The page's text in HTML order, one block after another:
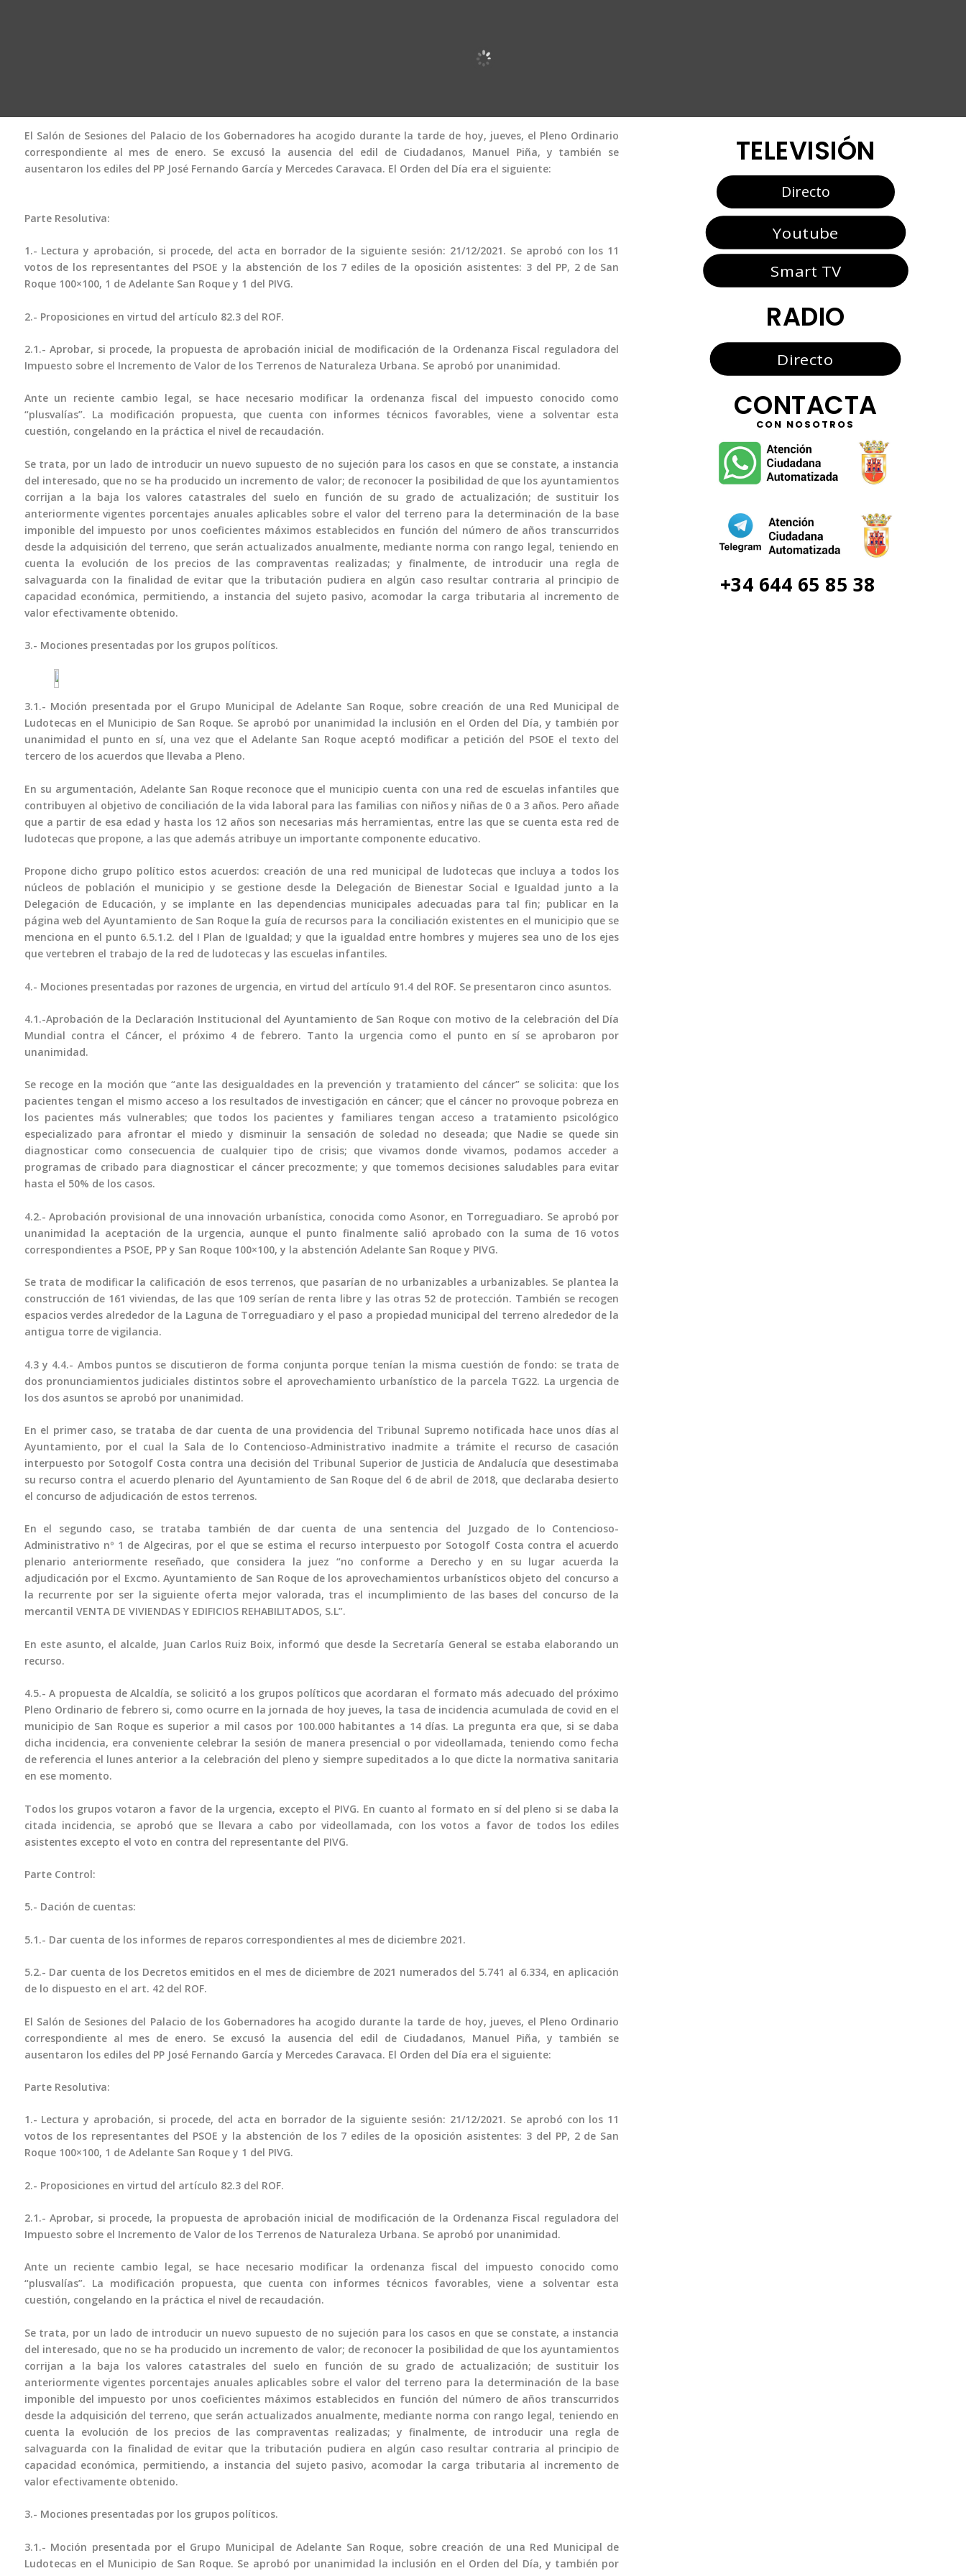
El Salón de Sesiones del Palacio de los Gobernadores ha acogido durante la tarde de hoy, jueves, el Pleno Ordinario
correspondiente al mes de enero. Se excusó la ausencia del edil de Ciudadanos, Manuel Piña, y también se
ausentaron los ediles del PP José Fernando García y Mercedes Caravaca. El Orden del Día era el siguiente:
Parte Resolutiva:
1.- Lectura y aprobación, si procede, del acta en borrador de la siguiente sesión: 21/12/2021. Se aprobó con los 11
votos de los representantes del PSOE y la abstención de los 7 ediles de la oposición asistentes: 3 del PP, 2 de San
Roque 100×100, 1 de Adelante San Roque y 1 del PIVG.
2.- Proposiciones en virtud del artículo 82.3 del ROF.
2.1.- Aprobar, si procede, la propuesta de aprobación inicial de modificación de la Ordenanza Fiscal reguladora del
Impuesto sobre el Incremento de Valor de los Terrenos de Naturaleza Urbana. Se aprobó por unanimidad.
Ante un reciente cambio legal, se hace necesario modificar la ordenanza fiscal del impuesto conocido como
“plusvalías”. La modificación propuesta, que cuenta con informes técnicos favorables, viene a solventar esta
cuestión, congelando en la práctica el nivel de recaudación.
Se trata, por un lado de introducir un nuevo supuesto de no sujeción para los casos en que se constate, a instancia
del interesado, que no se ha producido un incremento de valor; de reconocer la posibilidad de que los ayuntamientos
corrijan a la baja los valores catastrales del suelo en función de su grado de actualización; de sustituir los
anteriormente vigentes porcentajes anuales aplicables sobre el valor del terreno para la determinación de la base
imponible del impuesto por unos coeficientes máximos establecidos en función del número de años transcurridos
desde la adquisición del terreno, que serán actualizados anualmente, mediante norma con rango legal, teniendo en
cuenta la evolución de los precios de las compraventas realizadas; y finalmente, de introducir una regla de
salvaguarda con la finalidad de evitar que la tributación pudiera en algún caso resultar contraria al principio de
capacidad económica, permitiendo, a instancia del sujeto pasivo, acomodar la carga tributaria al incremento de
valor efectivamente obtenido.
3.- Mociones presentadas por los grupos políticos.
3.1.- Moción presentada por el Grupo Municipal de Adelante San Roque, sobre creación de una Red Municipal de
Ludotecas en el Municipio de San Roque. Se aprobó por unanimidad la inclusión en el Orden del Día, y también por
unanimidad el punto en sí, una vez que el Adelante San Roque aceptó modificar a petición del PSOE el texto del
tercero de los acuerdos que llevaba a Pleno.
En su argumentación, Adelante San Roque reconoce que el municipio cuenta con una red de escuelas infantiles que
contribuyen al objetivo de conciliación de la vida laboral para las familias con niños y niñas de 0 a 3 años. Pero añade
que a partir de esa edad y hasta los 12 años son necesarias más herramientas, entre las que se cuenta esta red de
ludotecas que propone, a las que además atribuye un importante componente educativo.
Propone dicho grupo político estos acuerdos: creación de una red municipal de ludotecas que incluya a todos los
núcleos de población el municipio y se gestione desde la Delegación de Bienestar Social e Igualdad junto a la
Delegación de Educación, y se implante en las dependencias municipales adecuadas para tal fin; publicar en la
página web del Ayuntamiento de San Roque la guía de recursos para la conciliación existentes en el municipio que se
menciona en el punto 6.5.1.2. del I Plan de Igualdad; y que la igualdad entre hombres y mujeres sea uno de los ejes
que vertebren el trabajo de la red de ludotecas y las escuelas infantiles.
4.- Mociones presentadas por razones de urgencia, en virtud del artículo 91.4 del ROF. Se presentaron cinco asuntos.
4.1.-Aprobación de la Declaración Institucional del Ayuntamiento de San Roque con motivo de la celebración del Día
Mundial contra el Cáncer, el próximo 4 de febrero. Tanto la urgencia como el punto en sí se aprobaron por
unanimidad.
Se recoge en la moción que “ante las desigualdades en la prevención y tratamiento del cáncer” se solicita: que los
pacientes tengan el mismo acceso a los resultados de investigación en cáncer; que el cáncer no provoque pobreza en
los pacientes más vulnerables; que todos los pacientes y familiares tengan acceso a tratamiento psicológico
especializado para afrontar el miedo y disminuir la sensación de soledad no deseada; que Nadie se quede sin
diagnosticar como consecuencia de cualquier tipo de crisis; que vivamos donde vivamos, podamos acceder a
programas de cribado para diagnosticar el cáncer precozmente; y que tomemos decisiones saludables para evitar
hasta el 50% de los casos.
4.2.- Aprobación provisional de una innovación urbanística, conocida como Asonor, en Torreguadiaro. Se aprobó por
unanimidad la aceptación de la urgencia, aunque el punto finalmente salió aprobado con la suma de 16 votos
correspondientes a PSOE, PP y San Roque 100×100, y la abstención Adelante San Roque y PIVG.
Se trata de modificar la calificación de esos terrenos, que pasarían de no urbanizables a urbanizables. Se plantea la
construcción de 161 viviendas, de las que 109 serían de renta libre y las otras 52 de protección. También se recogen
espacios verdes alrededor de la Laguna de Torreguadiaro y el paso a propiedad municipal del terreno alrededor de la
antigua torre de vigilancia.
4.3 y 4.4.- Ambos puntos se discutieron de forma conjunta porque tenían la misma cuestión de fondo: se trata de
dos pronunciamientos judiciales distintos sobre el aprovechamiento urbanístico de la parcela TG22. La urgencia de
los dos asuntos se aprobó por unanimidad.
En el primer caso, se trataba de dar cuenta de una providencia del Tribunal Supremo notificada hace unos días al
Ayuntamiento, por el cual la Sala de lo Contencioso-Administrativo inadmite a trámite el recurso de casación
interpuesto por Sotogolf Costa contra una decisión del Tribunal Superior de Justicia de Andalucía que desestimaba
su recurso contra el acuerdo plenario del Ayuntamiento de San Roque del 6 de abril de 2018, que declaraba desierto
el concurso de adjudicación de estos terrenos.
En el segundo caso, se trataba también de dar cuenta de una sentencia del Juzgado de lo Contencioso-
Administrativo nº 1 de Algeciras, por el que se estima el recurso interpuesto por Sotogolf Costa contra el acuerdo
plenario anteriormente reseñado, que considera la juez “no conforme a Derecho y en su lugar acuerda la
adjudicación por el Excmo. Ayuntamiento de San Roque de los aprovechamientos urbanísticos objeto del concurso a
la recurrente por ser la siguiente oferta mejor valorada, tras el incumplimiento de las bases del concurso de la
mercantil VENTA DE VIVIENDAS Y EDIFICIOS REHABILITADOS, S.L”.
En este asunto, el alcalde, Juan Carlos Ruiz Boix, informó que desde la Secretaría General se estaba elaborando un
recurso.
4.5.- A propuesta de Alcaldía, se solicitó a los grupos políticos que acordaran el formato más adecuado del próximo
Pleno Ordinario de febrero si, como ocurre en la jornada de hoy jueves, la tasa de incidencia acumulada de covid en el
municipio de San Roque es superior a mil casos por 100.000 habitantes a 14 días. La pregunta era que, si se daba
dicha incidencia, era conveniente celebrar la sesión de manera presencial o por videollamada, teniendo como fecha
de referencia el lunes anterior a la celebración del pleno y siempre supeditados a lo que dicte la normativa sanitaria
en ese momento.
Todos los grupos votaron a favor de la urgencia, excepto el PIVG. En cuanto al formato en sí del pleno si se daba la
citada incidencia, se aprobó que se llevara a cabo por videollamada, con los votos a favor de todos los ediles
asistentes excepto el voto en contra del representante del PIVG.
Parte Control:
5.- Dación de cuentas:
5.1.- Dar cuenta de los informes de reparos correspondientes al mes de diciembre 2021.
5.2.- Dar cuenta de los Decretos emitidos en el mes de diciembre de 2021 numerados del 5.741 al 6.334, en aplicación
de lo dispuesto en el art. 42 del ROF.
El Salón de Sesiones del Palacio de los Gobernadores ha acogido durante la tarde de hoy, jueves, el Pleno Ordinario
correspondiente al mes de enero. Se excusó la ausencia del edil de Ciudadanos, Manuel Piña, y también se
ausentaron los ediles del PP José Fernando García y Mercedes Caravaca. El Orden del Día era el siguiente:
Parte Resolutiva:
1.- Lectura y aprobación, si procede, del acta en borrador de la siguiente sesión: 21/12/2021. Se aprobó con los 11
votos de los representantes del PSOE y la abstención de los 7 ediles de la oposición asistentes: 3 del PP, 2 de San
Roque 100×100, 1 de Adelante San Roque y 1 del PIVG.
2.- Proposiciones en virtud del artículo 82.3 del ROF.
2.1.- Aprobar, si procede, la propuesta de aprobación inicial de modificación de la Ordenanza Fiscal reguladora del
Impuesto sobre el Incremento de Valor de los Terrenos de Naturaleza Urbana. Se aprobó por unanimidad.
Ante un reciente cambio legal, se hace necesario modificar la ordenanza fiscal del impuesto conocido como
“plusvalías”. La modificación propuesta, que cuenta con informes técnicos favorables, viene a solventar esta
cuestión, congelando en la práctica el nivel de recaudación.
Se trata, por un lado de introducir un nuevo supuesto de no sujeción para los casos en que se constate, a instancia
del interesado, que no se ha producido un incremento de valor; de reconocer la posibilidad de que los ayuntamientos
corrijan a la baja los valores catastrales del suelo en función de su grado de actualización; de sustituir los
anteriormente vigentes porcentajes anuales aplicables sobre el valor del terreno para la determinación de la base
imponible del impuesto por unos coeficientes máximos establecidos en función del número de años transcurridos
desde la adquisición del terreno, que serán actualizados anualmente, mediante norma con rango legal, teniendo en
cuenta la evolución de los precios de las compraventas realizadas; y finalmente, de introducir una regla de
salvaguarda con la finalidad de evitar que la tributación pudiera en algún caso resultar contraria al principio de
capacidad económica, permitiendo, a instancia del sujeto pasivo, acomodar la carga tributaria al incremento de
valor efectivamente obtenido.
3.- Mociones presentadas por los grupos políticos.
3.1.- Moción presentada por el Grupo Municipal de Adelante San Roque, sobre creación de una Red Municipal de
Ludotecas en el Municipio de San Roque. Se aprobó por unanimidad la inclusión en el Orden del Día, y también por
TELEVISIÓN
Directo
Youtube
Smart TV
RADIO
Directo
CONTACTA
CON NOSOTROS
+34 644 65 85 38